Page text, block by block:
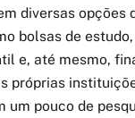
diversas opções
bolsas de
e, até mesmo,
próprias
um pouco de